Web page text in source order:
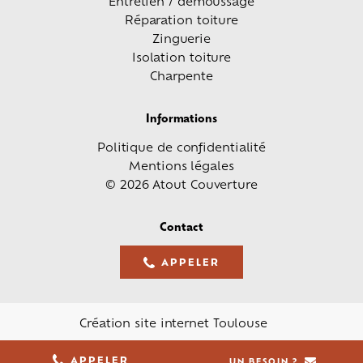
Réparation toiture
Zinguerie
Isolation toiture
Charpente
Informations
Politique de confidentialité
Mentions légales
© 2026 Atout Couverture
Contact
05 61 36 23 68
APPELER
Création site internet Toulouse
05 61 36 23 68
APPELER